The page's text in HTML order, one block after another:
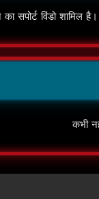
विंडो शामिल है।
कभी